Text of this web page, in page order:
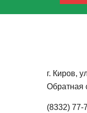
г. Киров,
Обратная
(8332) 77-